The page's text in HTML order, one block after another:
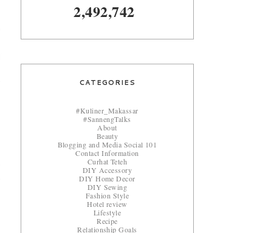
2,492,742
CATEGORIES
#Kuliner_Makassar
#SannengTalks
About
Beauty
Blogging and Media Social 101
Contact Information
Curhat Teteh
DIY Accessory
DIY Home Decor
DIY Sewing
Fashion Style
Hotel review
Lifestyle
Recipe
Relationship Goals